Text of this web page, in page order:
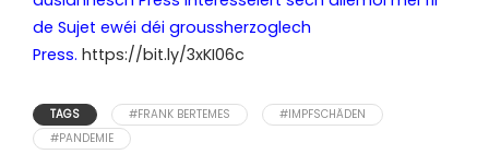
de Sujet ewéi déi groussherzoglech
Press. https://bit.ly/3xKI06c
TAGS #FRANK BERTEMES
#IMPFSCHÄDEN
#PANDEMIE